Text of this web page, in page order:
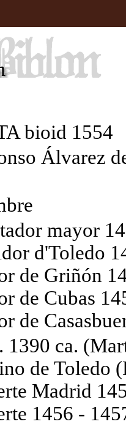
bioid 1554
Álvarez
mayor
d'Toledo
de Griñón
de Cubas
de
1390 ca.
de Toledo
Madrid
1456 -